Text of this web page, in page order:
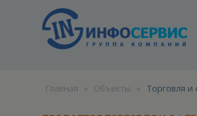
Главная » Объекты » Торговля и